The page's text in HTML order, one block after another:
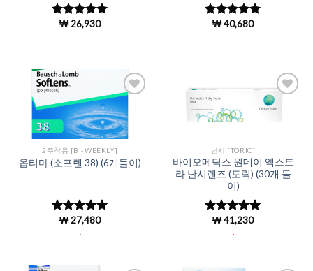
5 중에서
로 평
₩26,930 5 중에서
로 평가됨
₩40,680
Wishlist
2주착용 [BI-WEEKLY]
옵티마 (소프렌 38) (6개들이)
5 중에서
로 평가됨
₩27,480
Add to
난시 [TORIC]
바이오메딕스 원데이 엑스트
라 난시렌즈 (토릭) (30개 들
이)
5 중에서
로 평
₩41,230